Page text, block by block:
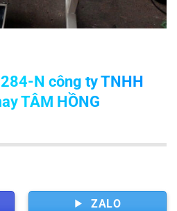
N công ty TNHH
TÂM HỒNG
ZALO